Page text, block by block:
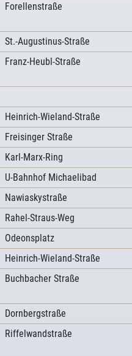
Forellenstraße
St.-Augustinus-Straße
Franz-Heubl-Straße
Heinrich-Wieland-Straße
Freisinger Straße
Karl-Marx-Ring
U-Bahnhof Michaelibad
Nawiaskystraße
Rahel-Straus-Weg
Odeonsplatz
Heinrich-Wieland-Straße
Buchbacher Straße
Dornbergstraße
Riffelwandstraße